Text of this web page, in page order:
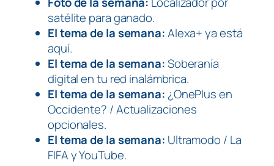
satélite para ganado.
El tema de la semana:Alexa+ ya está
aquí.
El tema de la semana:Soberanía
digital en tu red inalámbrica.
El tema de la semana: ¿OnePlus en
Occidente? / Actualizaciones
opcionales.
El tema de la semana: Ultramodo / La
FIFA y YouTube.